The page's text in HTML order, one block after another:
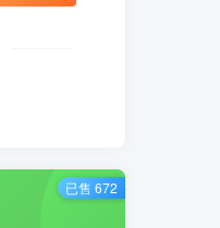
已售 672